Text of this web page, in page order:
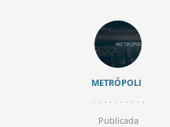
METRÓPOLI
Publicada